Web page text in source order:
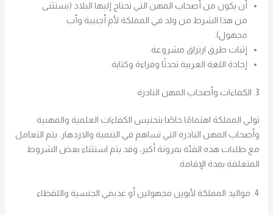
أن يكون من أصحاب المهن التي تحتاج إليها البلاد (يستثنى
من هذا الشرط من ولد في المملكة لأم أجنبية وأب
مجهول).
إثبات طرق ارتزاق مشروعة.
إجادة اللغة العربية تحدثًا وقراءة وكتابة.
3. الكفاءات وأصحاب المهن النادرة
تولي المملكة اهتمامًا خاصًا بتجنيس الكفاءات العلمية والمهنية
وأصحاب المهن النادرة التي تساهم في التنمية والازدهار. يتم التعامل
مع طلبات هذه الفئة بمرونة أكبر، وقد يتم استثناء بعض الشروط
المتعلقة بمدة الإقامة.
4. مواليد المملكة لأبوين مجهولين أو عديمي الجنسية واللقطاء